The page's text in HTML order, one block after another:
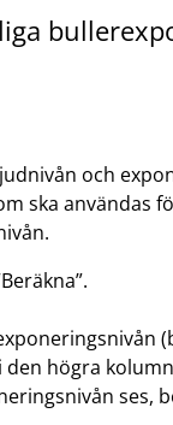
och
ska användas
högra
ses,